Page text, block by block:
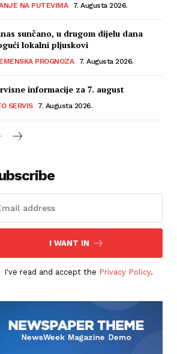
NA PUTEVIMA 7. Augusta 2026.
sunčano, u drugom dijelu dana
lokalni pljuskovi
PROGNOZA 7. Augusta 2026.
informacije za 7. august
SERVIS 7. Augusta 2026.
I WANT IN
I've read and accept the Privacy Policy.